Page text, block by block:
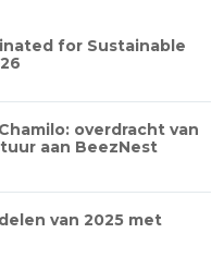
for Sustainable
overdracht van
aan BeezNest
van 2025 met